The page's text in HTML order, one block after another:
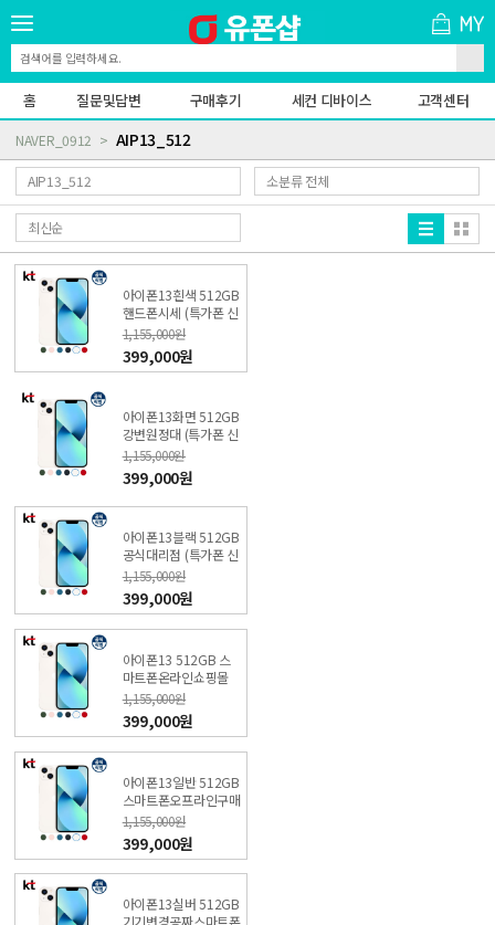
홈 질문및답변 구매후기 세컨 디바이스 고객센터
NAVER_0912 AIP13_512
아이폰13흰색 512GB
핸드폰시세 (특가폰 신
청) KT직영점
1,155,000원
399,000원
아이폰13화면 512GB
강변원정대 (특가폰 신
청) KT직영점
1,155,000원
399,000원
아이폰13블랙 512GB
공식대리점 (특가폰 신
청) KT직영점
1,155,000원
399,000원
아이폰13 512GB 스
마트폰온라인쇼핑몰
(특가폰 신청) KT직영
점
1,155,000원
399,000원
아이폰13일반 512GB
스마트폰오프라인구매
(특가폰 신청) KT직영
점
1,155,000원
399,000원
아이폰13실버 512GB